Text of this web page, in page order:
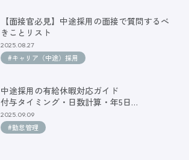
【面接官必見】中途採用の面接で質問するべ
きことリスト
2025.08.27
#キャリア（中途）採用
中途採用の有給休暇対応ガイド
付与タイミング・日数計算・年5日…
2025.09.09
#勤怠管理